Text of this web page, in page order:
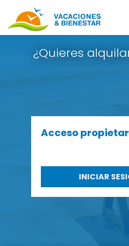
¿Quieres
Acceso